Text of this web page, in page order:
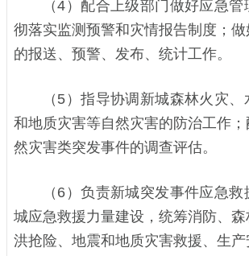
（4）配合上级部门做好应急
彻落实监测预警和灾情报告制度；
的报送、预警、发布、统计工作。
（5）指导协调新城森林火灾
和地质灾害等自然灾害的防治工作
然灾害类突发事件的调查评估。
（6）负责新城突发事件应急
城应急救援力量建设，统筹消防、
洪抢险、地震和地质灾害救援、生